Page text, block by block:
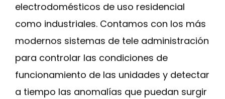
electrodomésticos de uso residencial
como industriales. Contamos con los más
modernos sistemas de tele administración
para controlar las condiciones de
funcionamiento de las unidades y detectar
a tiempo las anomalías que puedan surgir